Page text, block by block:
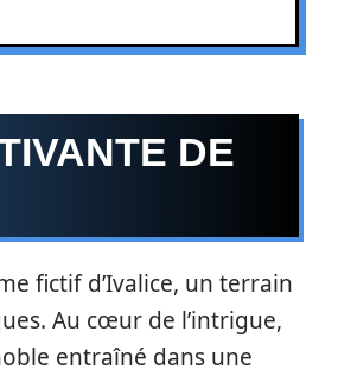
DE
fictif d’Ivalice, un terrain
Au cœur de l’intrigue,
entraîné dans une